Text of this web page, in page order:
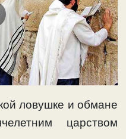
ловушке и обмане
царством